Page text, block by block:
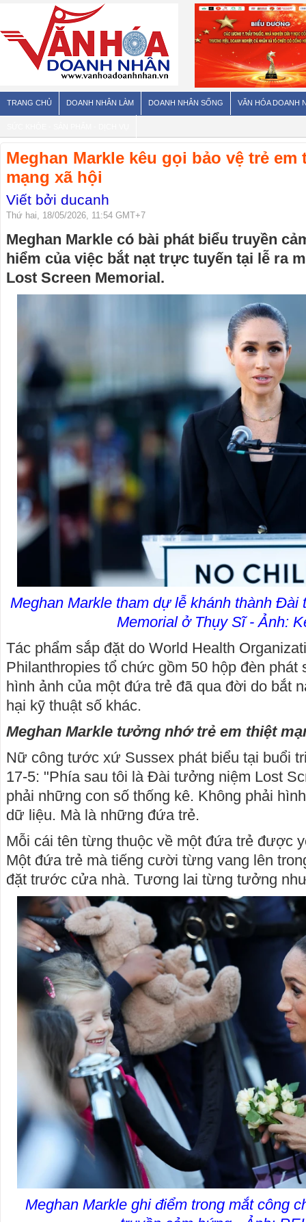
TRANG CHỦ DOANH NHÂN LÀM DOANH NHÂN SỐNG VĂN HÓA DOANH
Meghan Markle kêu gọi bảo vệ trẻ
mạng xã hội
Viết bởi ducanh
Thứ hai, 18/05/2026, 11:54 GMT+7
Meghan Markle có bài phát biểu truyền
hiểm của việc bắt nạt trực tuyến tại lễ ra
Lost Screen Memorial.
Meghan Markle tham dự lễ khánh thành Đài
Memorial ở Thụy Sĩ - Ảnh:
Tác phẩm sắp đặt do World Health
Philanthropies tổ chức gồm 50 hộp đèn phát
hình ảnh của một đứa trẻ đã qua đời do bắt
hại kỹ thuật số khác.
Meghan Markle tưởng nhớ trẻ em thiệt
Nữ công tước xứ Sussex phát biểu tại buổi
17-5: "Phía sau tôi là Đài tưởng niệm Lost
phải những con số thống kê. Không phải
dữ liệu. Mà là những đứa trẻ.
Mỗi cái tên từng thuộc về một đứa trẻ được
Một đứa trẻ mà tiếng cười từng vang lên
đặt trước cửa nhà. Tương lai từng tưởng
Meghan Markle ghi điểm trong mắt công